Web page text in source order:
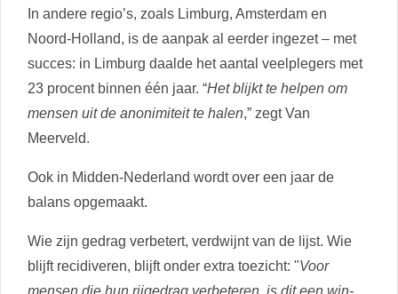
In andere regio’s, zoals Limburg, Amsterdam en
Noord-Holland, is de aanpak al eerder ingezet – met
succes: in Limburg daalde het aantal veelplegers met
23 procent binnen één jaar. “Het blijkt te helpen om
mensen uit de anonimiteit te halen,” zegt Van
Meerveld.
Ook in Midden-Nederland wordt over een jaar de
balans opgemaakt.
Wie zijn gedrag verbetert, verdwijnt van de lijst. Wie
blijft recidiveren, blijft onder extra toezicht: "Voor